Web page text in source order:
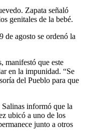
Zapata señaló
genitales de la bebé.
de agosto se ordenó la
manifestó que este
en la impunidad. “Se
del Pueblo para que
Salinas informó que la
ubicó a uno de los
junto a otros